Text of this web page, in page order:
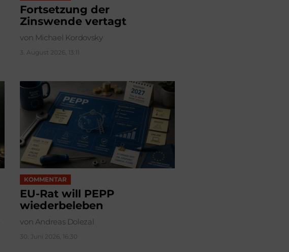
Fortsetzung der
Zinswende vertagt
von Michael Kordovsky
3. August 2026, 13:11
KOMMENTAR
EU-Rat will PEPP
wiederbeleben
von Andreas Dolezal
30. Juni 2026, 16:30